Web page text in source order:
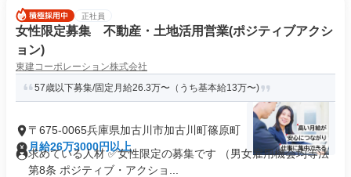
正社員
女性限定募集 不動産・土地活用営業(ポジティブアクシ
ョン)
東建コーポレーション株式会社
57歳以下募集/固定月給26.3万〜（うち基本給13万〜)
〒675-0065兵庫県加古川市加古川町篠原町
月給26万3000円以上
求めている人材 ✅女性限定の募集です （男女雇用機会均等法
第8条 ポジティブ・アクショ...